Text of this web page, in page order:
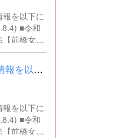
報を以下に
■令和
【前橋女子
馬県教育
入試に関入学者選抜に関する情報を以下に掲載しました。(2026.8.4) ■令和...
報を以下に
■令和
【前橋女子